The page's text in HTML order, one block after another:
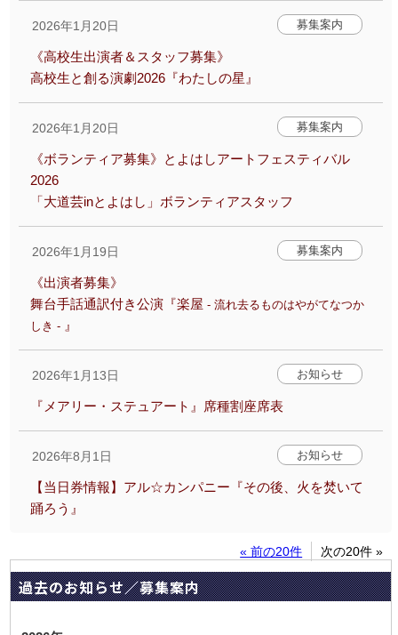
アクセシビリティ/
サービス
会員制度のご案内
座席表 月間スケジュール
出版物・映像
交通アクセス お問合せ
トップに戻る
2026年1月20日 募集案内
《高校生出演者＆スタッフ募集》
高校生と創る演劇2026『わたしの星』
2026年1月20日 募集案内
《ボランティア募集》とよはしアートフェスティバル
2026
「大道芸inとよはし」ボランティアスタッフ
2026年1月19日 募集案内
《出演者募集》
舞台手話通訳付き公演『楽屋 - 流れ去るものはやがてなつか
しき - 』
2026年1月13日 お知らせ
『メアリー・ステュアート』席種割座席表
2026年8月1日 お知らせ
【当日券情報】アル☆カンパニー『その後、火を焚いて
踊ろう』
« 前の20件 次の20件 »
過去のお知らせ／募集案内